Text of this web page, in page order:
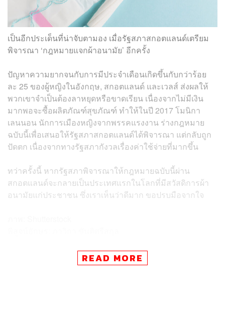
เป็นอีกประเด็นที่น่าจับตามอง เมื่อรัฐสภาสกอตแลนด์เตรียม
พิจารณา ‘กฎหมายแจกผ้าอนามัย’ อีกครั้ง
ปัญหาความยากจนกับการมีประจำเดือนเกิดขึ้นกับกว่าร้อย
ละ 25 ของผู้หญิงในอังกฤษ, สกอตแลนด์ และเวลส์ ส่งผลให้
พวกเขาจำเป็นต้องลาหยุดหรือขาดเรียน เนื่องจากไม่มีเงิน
มากพอจะซื้อผลิตภัณฑ์สุขภัณฑ์ ทำให้ในปี 2017 โมนิกา
เลนนอน นักการเมืองหญิงจากพรรคแรงงาน ร่างกฎหมาย
ฉบับนี้เพื่อเสนอให้รัฐสภาสกอตแลนด์ได้พิจารณา แต่กลับถูก
ปัดตก เนื่องจากทางรัฐสภากังวลเรื่องค่าใช้จ่ายที่มากขึ้น
ทว่าครั้งนี้ หากรัฐสภาพิจารณาให้กฎหมายฉบับนี้ผ่าน
สกอตแลนด์จะกลายเป็นประเทศแรกในโลกที่มีสวัสดิการผ้า
อนามัยแก่ประชาชน ซึ่งเราเห็นว่าดีมาก ขอปรบมือจากใจ
https://www.independent.co.uk/life-style/women/peri
od-poverty-scotland-free-tampon-sanitary-pad-bill-vo
READ MORE